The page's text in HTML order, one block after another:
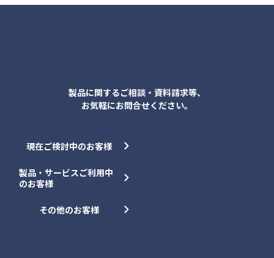
製品に関するご相談・資料請求等、
お気軽にお問合せください。
現在ご検討中のお客様
製品・サービスご利用中
のお客様
その他のお客様